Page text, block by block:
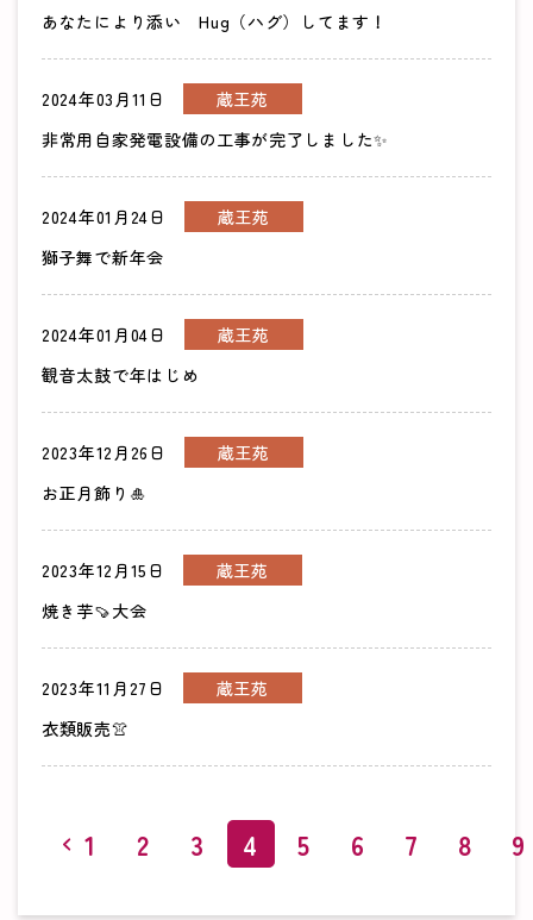
あなたにより添い Hug（ハグ）してます！
2024年03月11日
蔵王苑
非常用自家発電設備の工事が完了しました✨
2024年01月24日
蔵王苑
獅子舞で新年会
2024年01月04日
蔵王苑
観音太鼓で年はじめ
2023年12月26日
蔵王苑
お正月飾り🎍
2023年12月15日
蔵王苑
焼き芋🍠大会
2023年11月27日
蔵王苑
衣類販売👚
1 2 3 4 5 6 7 8 9